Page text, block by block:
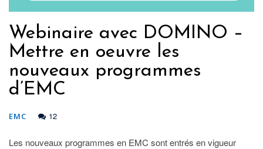
Webinaire avec DOMINO –
Mettre en oeuvre les
nouveaux programmes
d’EMC
EMC 12
Les nouveaux programmes en EMC sont entrés en vigueur